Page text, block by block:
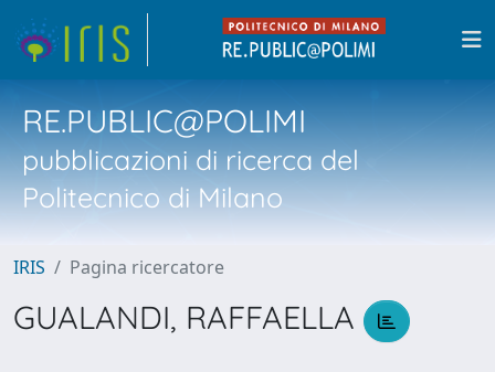
RE.PUBLIC@POLIMI
pubblicazioni di ricerca del
Politecnico di Milano
IRIS Pagina ricercatore
GUALANDI, RAFFAELLA